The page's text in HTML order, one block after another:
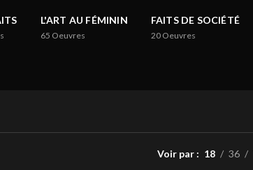
L'ART AU FÉMININ
65 Oeuvres
FAITS DE SOCIÉTÉ
20 Oeuvres
Voir par 18 36